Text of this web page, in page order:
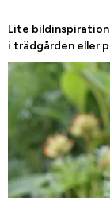
Lite
i trädgården eller